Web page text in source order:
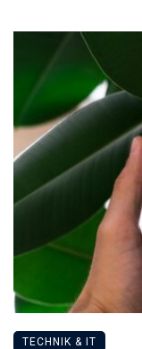
TECHNIK & IT